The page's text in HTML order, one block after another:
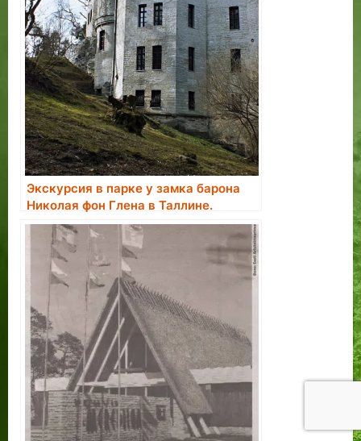
Экскурсия в парке у замка барона
Николая фон Глена в Таллине.
Бронирование экскурсии.